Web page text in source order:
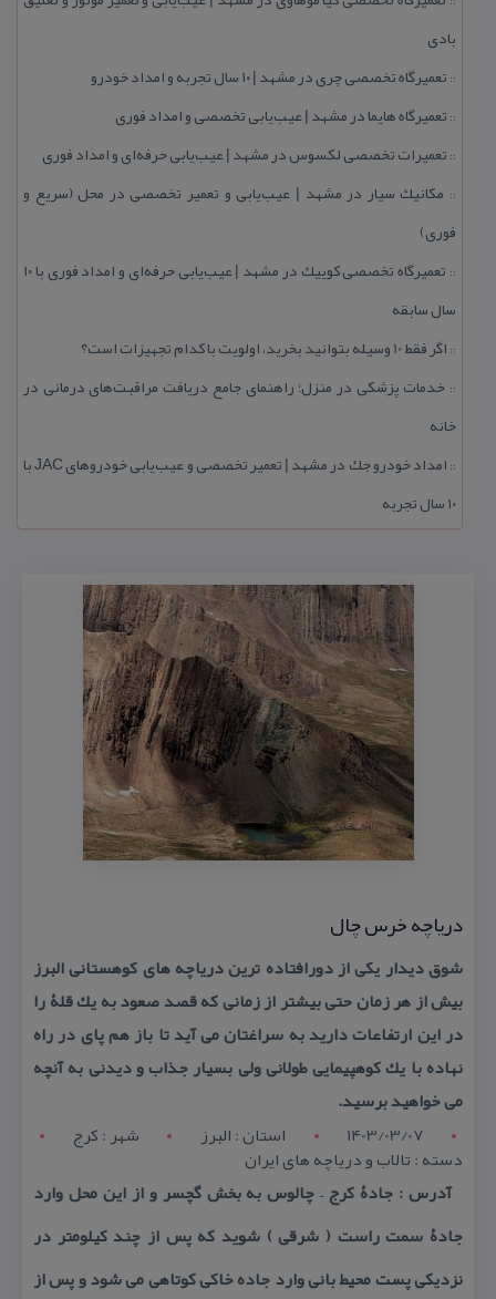
بادی
:: تعمیرگاه تخصصی چری در مشهد | ۱۰ سال تجربه و امداد خودرو
:: تعمیرگاه هایما در مشهد | عیب‌یابی تخصصی و امداد فوری
:: تعمیرات تخصصی لكسوس در مشهد | عیب‌یابی حرفه‌ای و امداد فوری
:: مكانیك سیار در مشهد | عیب‌یابی و تعمیر تخصصی در محل (سریع و
فوری)
::
تعمیرگاه تخصصی كوییك در مشهد | عیب‌یابی حرفه‌ای و امداد فوری با ۱۰
سال سابقه
:: اگر فقط 10 وسیله بتوانید بخرید، اولویت با كدام تجهیزات است؟
:: خدمات پزشكی در منزل؛ راهنمای جامع دریافت مراقبت‌های درمانی در
خانه
::
امداد خودرو جك در مشهد | تعمیر تخصصی و عیب‌یابی خودروهای JAC با
۱۰ سال تجربه
دریاچه خرس چال
شوق دیدار یكی از دورافتاده ترین دریاچه های كوهستانی البرز
بیش از هر زمان حتی بیشتر از زمانی كه قصد صعود به یك قلۀ را
در این ارتفاعات دارید به سراغتان می آید تا باز هم پای در راه
نهاده با یك كوهپیمایی طولانی ولی بسیار جذاب و دیدنی به آنچه
می خواهید برسید.
1403/03/07
استان : البرز شهر : کرج
دسته : تالاب و دریاچه های ایران
آدرس : جادۀ كرج – چالوس به بخش گچسر و از این محل وارد
جادۀ سمت راست ( شرقی ) شوید كه پس از چند كیلومتر در
نزدیكی پست محیط بانی وارد جاده خاكی كوتاهی می شود و پس از